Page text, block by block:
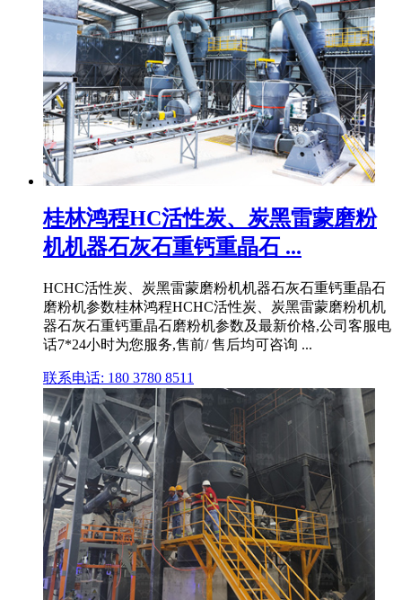
桂林鸿程HC活性炭、炭黑雷蒙磨粉
机机器石灰石重钙重晶石 ...
HCHC活性炭、炭黑雷蒙磨粉机机器石灰石重钙重晶石
磨粉机参数桂林鸿程HCHC活性炭、炭黑雷蒙磨粉机机
器石灰石重钙重晶石磨粉机参数及最新价格,公司客服电
话7*24小时为您服务,售前/ 售后均可咨询 ...
联系电话: 180 3780 8511